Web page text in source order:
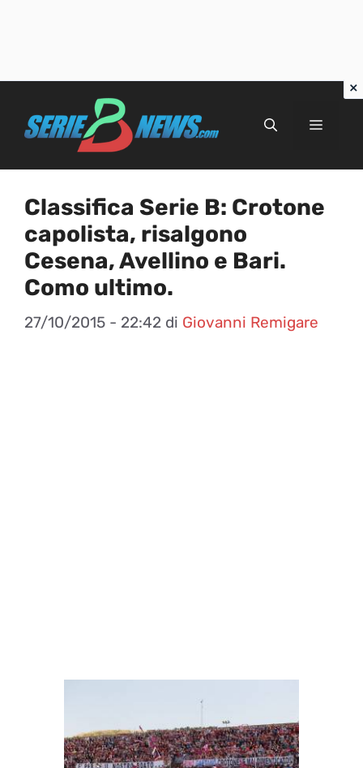
Menu
Classifica Serie B: Crotone
capolista, risalgono
Cesena, Avellino e Bari.
Como ultimo.
27/10/2015 - 22:42 di Giovanni Remigare